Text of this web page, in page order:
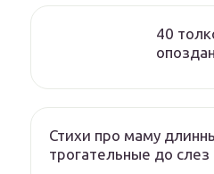
40
Стихи про маму
трогательные до